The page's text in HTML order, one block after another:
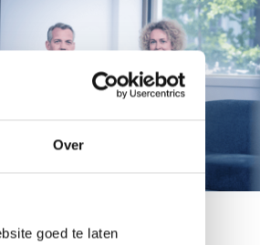
Over
goed te laten